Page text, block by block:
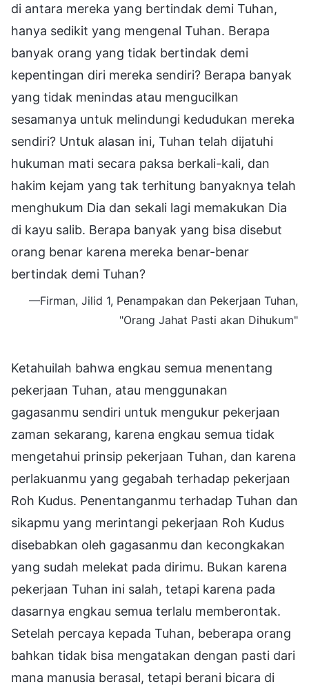
di antara mereka yang bertindak demi Tuhan,
hanya sedikit yang mengenal Tuhan. Berapa
banyak orang yang tidak bertindak demi
kepentingan diri mereka sendiri? Berapa banyak
yang tidak menindas atau mengucilkan
sesamanya untuk melindungi kedudukan mereka
sendiri? Untuk alasan ini, Tuhan telah dijatuhi
hukuman mati secara paksa berkali-kali, dan
hakim kejam yang tak terhitung banyaknya telah
menghukum Dia dan sekali lagi memakukan Dia
di kayu salib. Berapa banyak yang bisa disebut
orang benar karena mereka benar-benar
bertindak demi Tuhan?
—Firman, Jilid 1, Penampakan dan Pekerjaan Tuhan,
"Orang Jahat Pasti akan Dihukum"
Ketahuilah bahwa engkau semua menentang
pekerjaan Tuhan, atau menggunakan
gagasanmu sendiri untuk mengukur pekerjaan
zaman sekarang, karena engkau semua tidak
mengetahui prinsip pekerjaan Tuhan, dan karena
perlakuanmu yang gegabah terhadap pekerjaan
Roh Kudus. Penentanganmu terhadap Tuhan dan
sikapmu yang merintangi pekerjaan Roh Kudus
disebabkan oleh gagasanmu dan kecongkakan
yang sudah melekat pada dirimu. Bukan karena
pekerjaan Tuhan ini salah, tetapi karena pada
dasarnya engkau semua terlalu memberontak.
Setelah percaya kepada Tuhan, beberapa orang
bahkan tidak bisa mengatakan dengan pasti dari
mana manusia berasal, tetapi berani bicara di